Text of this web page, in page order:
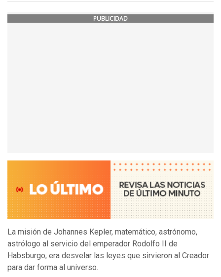
PUBLICIDAD
La misión de Johannes Kepler, matemático, astrónomo,
astrólogo al servicio del emperador Rodolfo II de
Habsburgo, era desvelar las leyes que sirvieron al Creador
para dar forma al universo.